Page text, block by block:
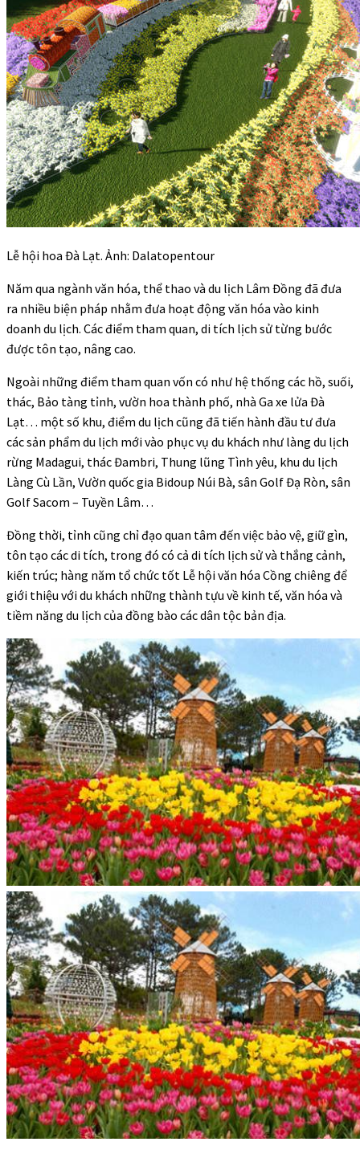
Lễ hội hoa Đà Lạt. Ảnh: Dalatopentour
Năm qua ngành văn hóa, thể thao và du lịch Lâm Đồng đã đưa
ra nhiều biện pháp nhằm đưa hoạt động văn hóa vào kinh
doanh du lịch. Các điểm tham quan, di tích lịch sử từng bước
được tôn tạo, nâng cao.
Ngoài những điểm tham quan vốn có như hệ thống các hồ, suối,
thác, Bảo tàng tỉnh, vườn hoa thành phố, nhà Ga xe lửa Đà
Lạt… một số khu, điểm du lịch cũng đã tiến hành đầu tư đưa
các sản phẩm du lịch mới vào phục vụ du khách như làng du lịch
rừng Madagui, thác Đambri, Thung lũng Tình yêu, khu du lịch
Làng Cù Lần, Vườn quốc gia Bidoup Núi Bà, sân Golf Đạ Ròn, sân
Golf Sacom – Tuyền Lâm…
Đồng thời, tỉnh cũng chỉ đạo quan tâm đến việc bảo vệ, giữ gìn,
tôn tạo các di tích, trong đó có cả di tích lịch sử và thắng cảnh,
kiến trúc; hàng năm tổ chức tốt Lễ hội văn hóa Cồng chiêng để
giới thiệu với du khách những thành tựu về kinh tế, văn hóa và
tiềm năng du lịch của đồng bào các dân tộc bản địa.